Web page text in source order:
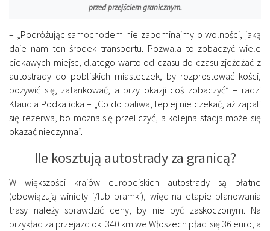
przed przejściem granicznym.
– „Podróżując samochodem nie zapominajmy o wolności, jaką
daje nam ten środek transportu. Pozwala to zobaczyć wiele
ciekawych miejsc, dlatego warto od czasu do czasu zjeżdżać z
autostrady do pobliskich miasteczek, by rozprostować kości,
pożywić się, zatankować, a przy okazji coś zobaczyć” – radzi
Klaudia Podkalicka – „Co do paliwa, lepiej nie czekać, aż zapali
się rezerwa, bo można się przeliczyć, a kolejna stacja może się
okazać nieczynna”.
Ile kosztują autostrady za granicą?
W większości krajów europejskich autostrady są płatne
(obowiązują winiety i/lub bramki), więc na etapie planowania
trasy należy sprawdzić ceny, by nie być zaskoczonym. Na
przykład za przejazd ok. 340 km we Włoszech płaci się 36 euro, a